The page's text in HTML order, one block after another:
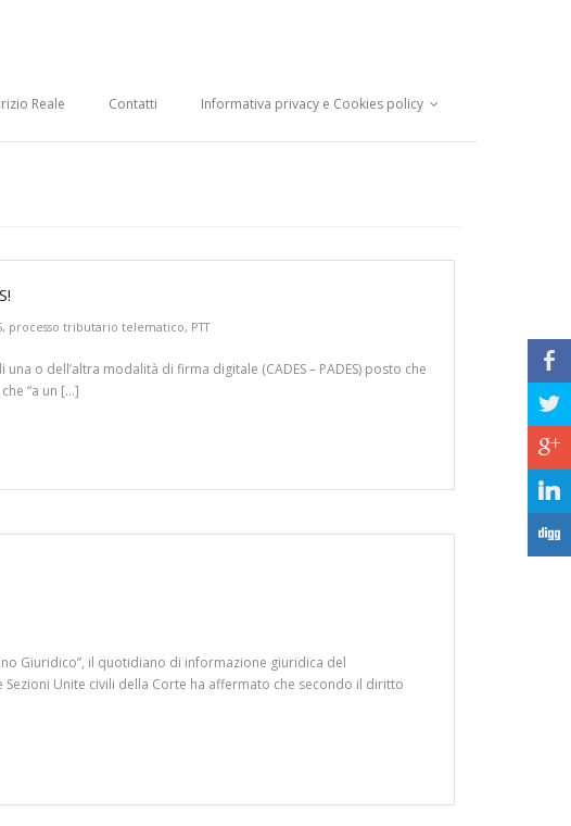
Reale Contatti Informativa privacy e Cookies policy
, processo tributario telematico, PTT
o dell’altra modalità di firma digitale (CADES – PADES) posto che
“a un […]
Giuridico”, il quotidiano di informazione giuridica del
Sezioni Unite civili della Corte ha affermato che secondo il diritto
b
a
c
j
F